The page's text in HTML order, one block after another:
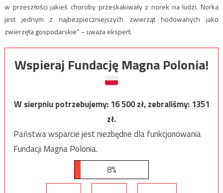
w przeszłości jakieś choroby przeskakiwały z norek na ludzi. Norka
jest jednym z najbezpieczniejszych zwierząt hodowanych jako
zwierzęta gospodarskie” – uważa ekspert.
Wspieraj Fundację Magna Polonia!
W sierpniu potrzebujemy:16 500zł, zebraliśmy:1351
zł.
Państwa wsparcie jest niezbędne dla funkcjonowania
Fundacji Magna Polonia.
8%